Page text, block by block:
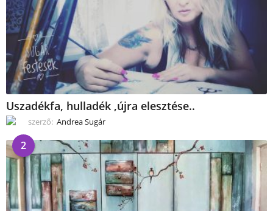
Uszadékfa, hulladék ,újra elesztése..
szerző: Andrea Sugár
2